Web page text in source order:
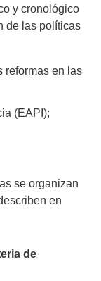
y cronológico
de las políticas
reformas en las
(EAPI);
se organizan
en
de